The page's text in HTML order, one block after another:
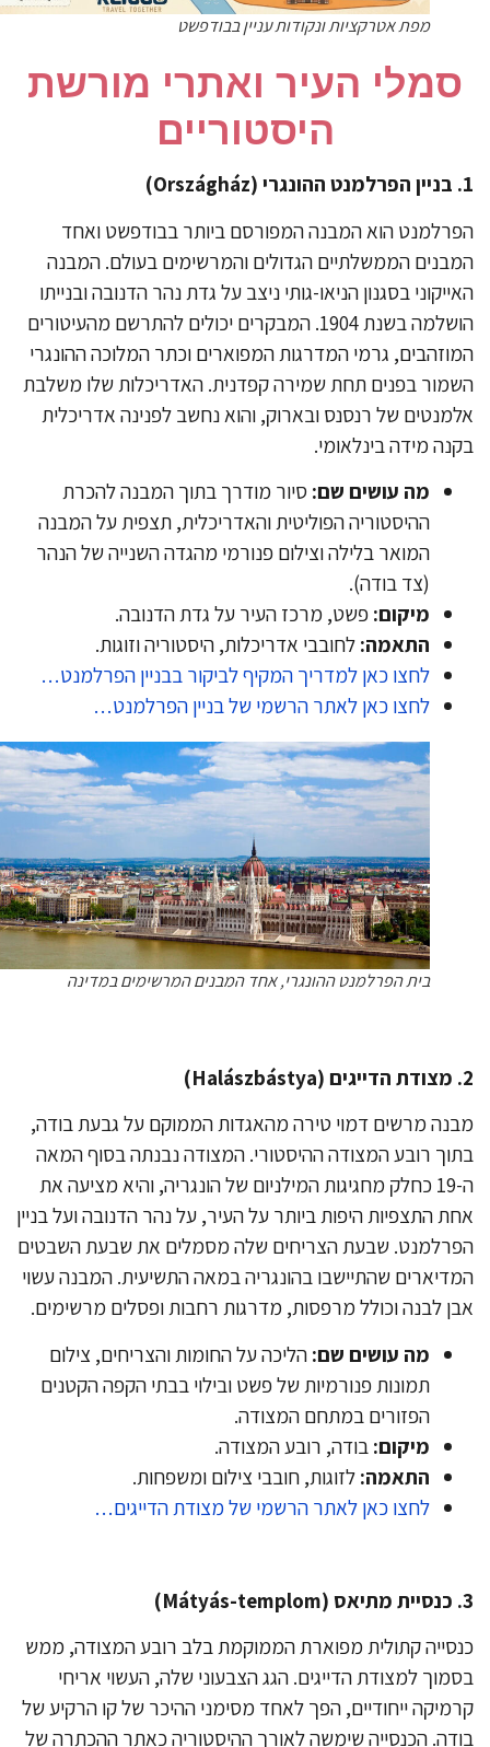
מפת אטרקציות ונקודות עניין בבודפשט
​סמלי העיר ואתרי מורשת
היסטוריים
הוא המבנה המפורסם ביותר בבודפשט ואחד
הממשלתיים הגדולים והמרשימים בעולם. המבנה
בסגנון הניאו-גותי ניצב על גדת נהר הדנובה ובנייתו
הושלמה בשנת 1904. המבקרים יכולים להתרשם מהעיטורים
גרמי המדרגות המפוארים וכתר המלוכה ההונגרי
בפנים תחת שמירה קפדנית. האדריכלות שלו משלבת
של רנסנס ובארוק, והוא נחשב לפנינה אדריכלית
מידה בינלאומי.
מה עושים שם:סיור מודרך בתוך המבנה להכרת
ההיסטוריה הפוליטית והאדריכלית, תצפית על המבנה
המואר בלילה וצילום פנורמי מהגדה השנייה של הנהר
(צד בודה).
מיקום:פשט, מרכז העיר על גדת הדנובה.
התאמה:לחובבי אדריכלות, היסטוריה וזוגות.
לחצו כאן למדריך המקיף לביקור בבניין הפרלמנט…
לחצו כאן לאתר הרשמי של בניין הפרלמנט…
בית הפרלמנט ההונגרי, אחד המבנים המרשימים במדינה
מרשים דמוי טירה מהאגדות הממוקם על גבעת בודה,
רובע המצודה ההיסטורי. המצודה נבנתה בסוף המאה
ה-19 כחלק מחגיגות המילניום של הונגריה, והיא מציעה את
התצפיות היפות ביותר על העיר, על נהר הדנובה ועל בניין
שבעת הצריחים שלה מסמלים את שבעת השבטים
שהתיישבו בהונגריה במאה התשיעית. המבנה עשוי
לבנה וכולל מרפסות, מדרגות רחבות ופסלים מרשימים.
מה עושים שם:הליכה על החומות והצריחים, צילום
תמונות פנורמיות של פשט ובילוי בבתי הקפה הקטנים
הפזורים במתחם המצודה.
מיקום:בודה, רובע המצודה.
התאמה:לזוגות, חובבי צילום ומשפחות.
לחצו כאן לאתר הרשמי של מצודת הדייגים…
קתולית מפוארת הממוקמת בלב רובע המצודה, ממש
למצודת הדייגים. הגג הצבעוני שלה, העשוי אריחי
ייחודיים, הפך לאחד מסימני ההיכר של קו הרקיע של
הכנסייה שימשה לאורך ההיסטוריה כאתר ההכתרה של